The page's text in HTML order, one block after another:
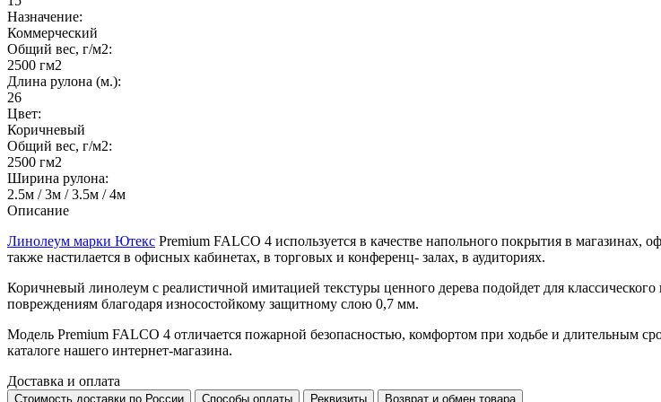
Назначение:
Коммерческий
Общий вес, г/м2:
2500 гм2
Длина рулона (м.):
26
Цвет:
Коричневый
Общий вес, г/м2:
2500 гм2
Ширина рулона:
2.5м / 3м / 3.5м / 4м
Описание
Линолеум марки Ютекс Premium FALCO 4 используется в качестве напольного покрытия в магазинах,
также настилается в офисных кабинетах, в торговых и конференц- залах, в аудиториях.
Коричневый линолеум с реалистичной имитацией текстуры ценного дерева подойдет для
повреждениям благодаря износостойкому защитному слою 0,7 мм.
Модель Premium FALCO 4 отличается пожарной безопасностью, комфортом при ходьбе и длительным
каталоге нашего интернет-магазина.
Доставка и оплата
Стоимость доставки по России Способы оплаты Реквизиты Возврат и обмен товара